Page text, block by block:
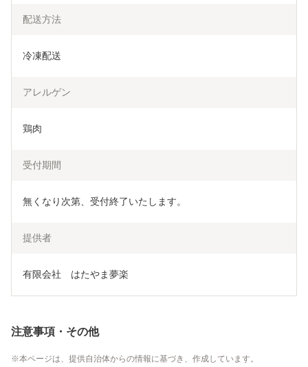
配送方法
冷凍配送
アレルゲン
鶏肉
受付期間
無くなり次第、受付終了いたします。
提供者
有限会社　はたやま夢楽
注意事項・その他
本ページは、提供自治体からの情報に基づき、作成しています。